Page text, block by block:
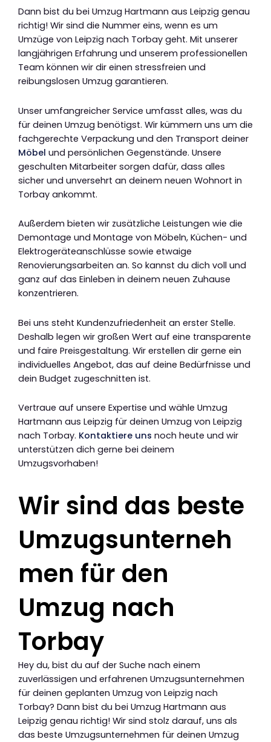
Dann bist du bei Umzug Hartmann aus Leipzig genau
richtig! Wir sind die Nummer eins, wenn es um
Umzüge von Leipzig nach Torbay geht. Mit unserer
langjährigen Erfahrung und unserem professionellen
Team können wir dir einen stressfreien und
reibungslosen Umzug garantieren.
Unser umfangreicher Service umfasst alles, was du
für deinen Umzug benötigst. Wir kümmern uns um die
fachgerechte Verpackung und den Transport deiner
Möbel und persönlichen Gegenstände. Unsere
geschulten Mitarbeiter sorgen dafür, dass alles
sicher und unversehrt an deinem neuen Wohnort in
Torbay ankommt.
Außerdem bieten wir zusätzliche Leistungen wie die
Demontage und Montage von Möbeln, Küchen- und
Elektrogeräteanschlüsse sowie etwaige
Renovierungsarbeiten an. So kannst du dich voll und
ganz auf das Einleben in deinem neuen Zuhause
konzentrieren.
Bei uns steht Kundenzufriedenheit an erster Stelle.
Deshalb legen wir großen Wert auf eine transparente
und faire Preisgestaltung. Wir erstellen dir gerne ein
individuelles Angebot, das auf deine Bedürfnisse und
dein Budget zugeschnitten ist.
Vertraue auf unsere Expertise und wähle Umzug
Hartmann aus Leipzig für deinen Umzug von Leipzig
nach Torbay. Kontaktiere uns noch heute und wir
unterstützen dich gerne bei deinem
Umzugsvorhaben!
Wir sind das beste
Umzugsunterneh
men für den
Umzug nach
Torbay
Hey du, bist du auf der Suche nach einem
zuverlässigen und erfahrenen Umzugsunternehmen
für deinen geplanten Umzug von Leipzig nach
Torbay? Dann bist du bei Umzug Hartmann aus
Leipzig genau richtig! Wir sind stolz darauf, uns als
das beste Umzugsunternehmen für deinen Umzug